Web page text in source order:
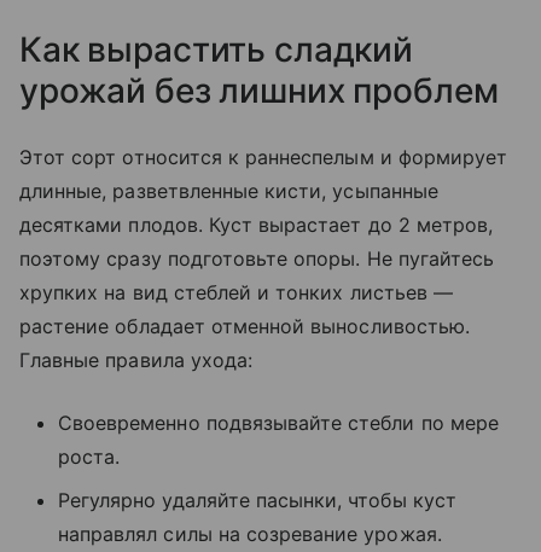
Как вырастить сладкий
урожай без лишних проблем
Этот сорт относится к раннеспелым и формирует
длинные, разветвленные кисти, усыпанные
десятками плодов. Куст вырастает до 2 метров,
поэтому сразу подготовьте опоры. Не пугайтесь
хрупких на вид стеблей и тонких листьев —
растение обладает отменной выносливостью.
Главные правила ухода:
Своевременно подвязывайте стебли по мере
роста.
Регулярно удаляйте пасынки, чтобы куст
направлял силы на созревание урожая.